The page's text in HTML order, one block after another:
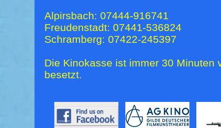
Alpirsbach: 07444-916741
Freudenstadt: 07441-536824
Schramberg: 07422-245397
Die Kinokasse ist immer 30 Minuten
besetzt.